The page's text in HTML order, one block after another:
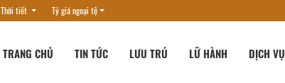
Thời tiết Tỷ giá ngoại tệ
TRANG CHỦ TIN TỨC LƯU TRÚ LỮ HÀNH DỊCH VỤ